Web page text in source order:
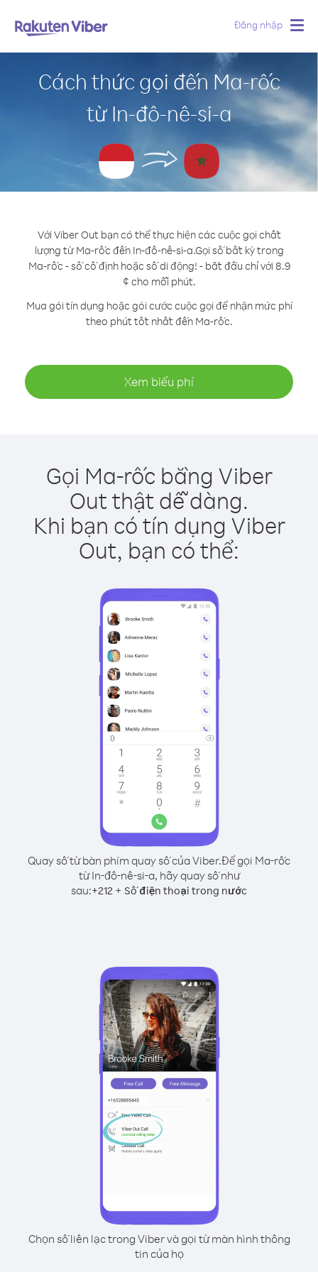
Đăng nhập
Cách thức gọi đến Ma-rốc
từ In-đô-nê-si-a
Với Viber Out bạn có thể thực hiện các cuộc gọi chất
lượng từ Ma-rốc đến In-đô-nê-si-a.Gọi số bất kỳ trong
Ma-rốc - số cố định hoặc số di động! - bắt đầu chỉ với 8.9
¢ cho mỗi phút.
Mua gói tín dụng hoặc gói cước cuộc gọi để nhận mức phí
theo phút tốt nhất đến Ma-rốc.
Xem biểu phí
Gọi Ma-rốc bằng Viber
Out thật dễ dàng.
Khi bạn có tín dụng Viber
Out, bạn có thể:
Quay số từ bàn phím quay số của Viber.Để gọi Ma-rốc
từ In-đô-nê-si-a, hãy quay số như
sau:+212 + Số điện thoại trong nước
Chọn số liên lạc trong Viber và gọi từ màn hình thông
tin của họ